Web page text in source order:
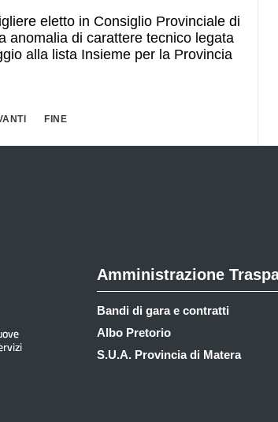
eletto in Consiglio Provinciale di
anomalia di carattere tecnico legata
alla lista Insieme per la Provincia
FINE
Amministrazione
Bandi di gara e contratti
Albo Pretorio
S.U.A. Provincia di Matera